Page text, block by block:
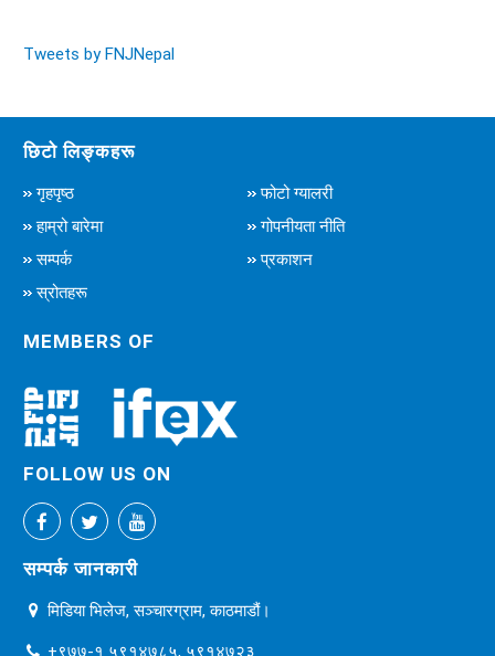
Tweets by FNJNepal
छिटो लिङ्कहरू
गृहपृष्ठ
फोटो ग्यालरी
हाम्रो बारेमा
गोपनीयता नीति
सम्पर्क
प्रकाशन
स्रोतहरू
MEMBERS OF
FOLLOW US ON
सम्पर्क जानकारी
मिडिया भिलेज, सञ्चारग्राम, काठमाडौं।
+९७७-१ ५९१४७८५, ५९१४७२३